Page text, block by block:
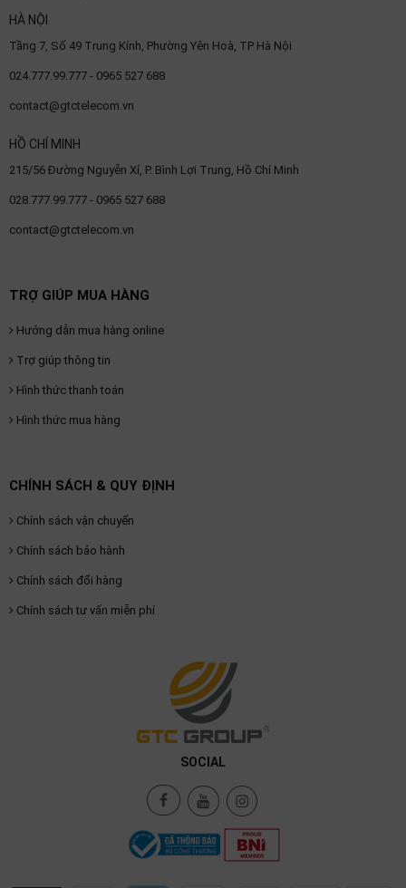
HÀ NỘI
Tầng 7, Số 49 Trung Kính, Phường Yên Hoà, TP Hà Nội
024.777.99.777 - 0965 527 688
contact@gtctelecom.vn
HỒ CHÍ MINH
215/56 Đường Nguyễn Xí, P. Bình Lợi Trung, Hồ Chí Minh
028.777.99.777 - 0965 527 688
contact@gtctelecom.vn
TRỢ GIÚP MUA HÀNG
Hướng dẫn mua hàng online
Trợ giúp thông tin
Hình thức thanh toán
Hình thức mua hàng
CHÍNH SÁCH & QUY ĐỊNH
Chính sách vận chuyển
Chính sách bảo hành
Chính sách đổi hàng
Chính sách tư vấn miễn phí
SOCIAL